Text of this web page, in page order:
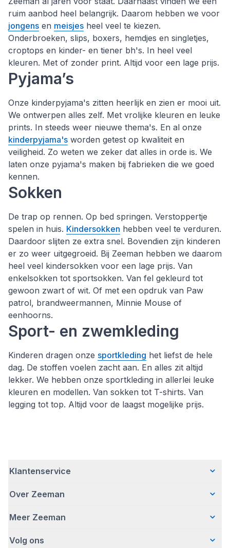
ruim aanbod heel belangrijk. Daarom hebben we voor
jongens en meisjes heel veel te kiezen.
Onderbroeken, slips, boxers, hemdjes en singletjes,
croptops en kinder- en tiener bh's. In heel veel
kleuren. Met of zonder print. Altijd voor een lage prijs.
Pyjama’s
Onze kinderpyjama's zitten heerlijk en zien er mooi uit.
We ontwerpen alles zelf. Met vrolijke kleuren en leuke
prints. In steeds weer nieuwe thema's. En al onze
kinderpyjama's worden getest op kwaliteit en
veiligheid. Zo weten we zeker dat alles in orde is. We
laten onze pyjama's maken bij fabrieken die we goed
kennen.
Sokken
De trap op rennen. Op bed springen. Verstoppertje
spelen in huis. Kindersokken hebben veel te verduren.
Daardoor slijten ze extra snel. Bovendien zijn kinderen
er zo weer uitgegroeid. Bij Zeeman hebben we daarom
heel veel kindersokken voor een lage prijs. Van
enkelsokken tot sportsokken. Van fel gekleurd tot
gewoon zwart of wit. Of met een opdruk van Paw
patrol, brandweermannen, Minnie Mouse of
eenhoorns.
Sport- en zwemkleding
Kinderen dragen onze sportkleding het liefst de hele
dag. De stoffen voelen zacht aan. En alles zit altijd
lekker. We hebben onze sportkleding in allerlei leuke
kleuren en modellen. Van sokken tot T-shirts. Van
legging tot top. Altijd voor de laagst mogelijke prijs.
Klantenservice
Veelgestelde vragen
Bezorgen
Retourneren
Over Zeeman
Wie wij zijn
Hoe wij verantwoord ondernemen
Meer Zeeman
Veiligheidswaarschuwing
Volg ons